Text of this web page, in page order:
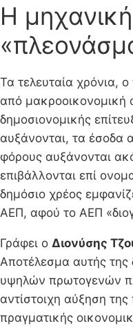
Η
Τα τελευταία χρόνια,
από μακροοικονομική
δημοσιονομικής
αυξάνονται, τα έσοδα
φόρους αυξάνονται
επιβάλλονται επί
δημόσιο χρέος
ΑΕΠ, αφού το ΑΕΠ
Γράφει ο Διονύσης
Αποτέλεσμα αυτής της
υψηλών πρωτογενών
αντίστοιχη αύξηση
πραγματικής